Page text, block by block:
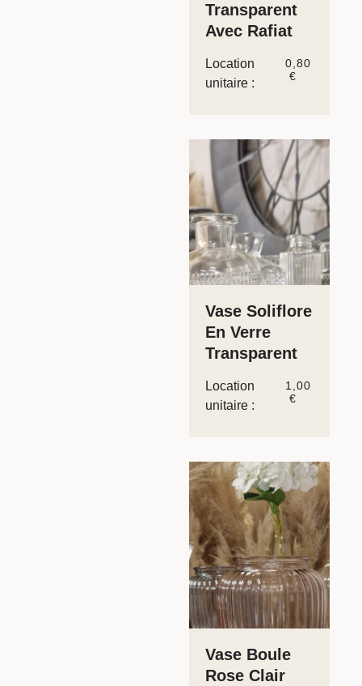
Transparent
Avec Rafiat
Location
unitaire :
0,80
€
Vase Soliflore
En Verre
Transparent
Location
unitaire :
1,00
€
Vase Boule
Rose Clair